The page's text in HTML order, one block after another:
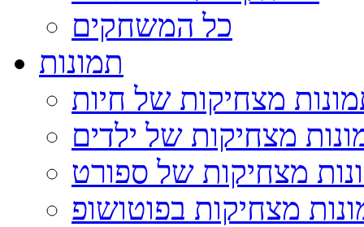
כל המשחקים
תמונות
מצחיקות של חיות
מצחיקות של ילדים
מצחיקות של ספורט
מצחיקות בפוטושופ